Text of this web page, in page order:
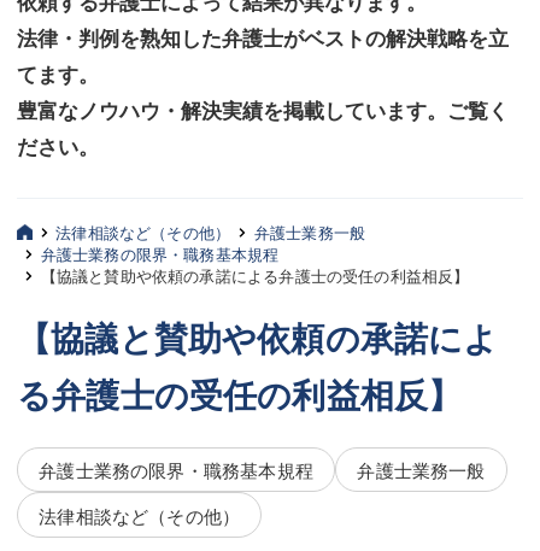
お客様へ
みずほ中央の特長・実質編
みずほ中央の特長・形式編
三平 聡史
坂本 陽一
桶川 聡
三平 隆史
吉元 優仁
法律・判例を熟知した弁護士がベストの解決戦略を立
てます。
豊富なノウハウ・解決実績を掲載しています。ご覧く
ださい。
お客様へ
みずほ中央の特長・実質編
みずほ中央の特長・形式編
三平 聡史
坂本 陽一
桶川 聡
三平 隆史
吉元 優仁
法律相談など（その他）
弁護士業務一般
弁護士業務の限界・職務基本規程
【協議と賛助や依頼の承諾による弁護士の受任の利益相反】
【協議と賛助や依頼の承諾によ
る弁護士の受任の利益相反】
弁護士業務の限界・職務基本規程
弁護士業務一般
法律相談など（その他）